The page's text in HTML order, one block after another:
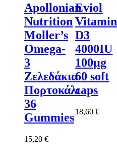
Apollonian
Nutrition
Moller’s
Omega-
3
Ζελεδάκια
Πορτοκάλι
36
Gummies
15,20 €
Eviol
Vitamin
D3
4000IU
100μg
60 soft
caps
18,60€